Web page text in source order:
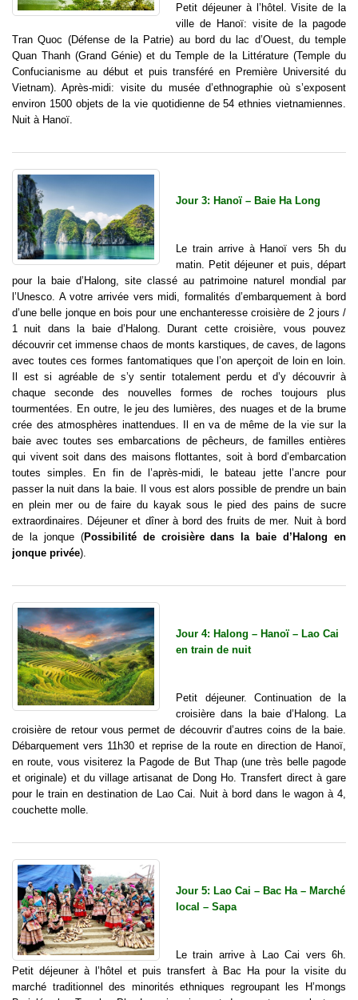
Petit déjeuner à l’hôtel. Visite de la
ville de Hanoï: visite de la pagode
Tran Quoc (Défense de la Patrie) au bord du lac d’Ouest, du temple
Quan Thanh (Grand Génie) et du Temple de la Littérature (Temple du
Confucianisme au début et puis transféré en Première Université du
Vietnam). Après-midi: visite du musée d’ethnographie où s’exposent
environ 1500 objets de la vie quotidienne de 54 ethnies vietnamiennes.
Nuit à Hanoï.
Jour 3: Hanoï – Baie Ha Long
Le train arrive à Hanoï vers 5h du
matin. Petit déjeuner et puis, départ
pour la baie d’Halong, site classé au patrimoine naturel mondial par
l’Unesco. A votre arrivée vers midi, formalités d’embarquement à bord
d’une belle jonque en bois pour une enchanteresse croisière de 2 jours /
1 nuit dans la baie d’Halong. Durant cette croisière, vous pouvez
découvrir cet immense chaos de monts karstiques, de caves, de lagons
avec toutes ces formes fantomatiques que l’on aperçoit de loin en loin.
Il est si agréable de s’y sentir totalement perdu et d’y découvrir à
chaque seconde des nouvelles formes de roches toujours plus
tourmentées. En outre, le jeu des lumières, des nuages et de la brume
crée des atmosphères inattendues. Il en va de même de la vie sur la
baie avec toutes ses embarcations de pêcheurs, de familles entières
qui vivent soit dans des maisons flottantes, soit à bord d’embarcation
toutes simples. En fin de l’après-midi, le bateau jette l’ancre pour
passer la nuit dans la baie. Il vous est alors possible de prendre un bain
en plein mer ou de faire du kayak sous le pied des pains de sucre
extraordinaires. Déjeuner et dîner à bord des fruits de mer. Nuit à bord
de la jonque (Possibilité de croisière dans la baie d’Halong en
jonque privée).
Jour 4: Halong – Hanoï – Lao Cai
en train de nuit
Petit déjeuner. Continuation de la
croisière dans la baie d’Halong. La
croisière de retour vous permet de découvrir d’autres coins de la baie.
Débarquement vers 11h30 et reprise de la route en direction de Hanoï,
en route, vous visiterez la Pagode de But Thap (une très belle pagode
et originale) et du village artisanat de Dong Ho. Transfert direct à gare
pour le train en destination de Lao Cai. Nuit à bord dans le wagon à 4,
couchette molle.
Jour 5: Lao Cai – Bac Ha – Marché
local – Sapa
Le train arrive à Lao Cai vers 6h.
Petit déjeuner à l’hôtel et puis transfert à Bac Ha pour la visite du
marché traditionnel des minorités ethniques regroupant les H’mongs